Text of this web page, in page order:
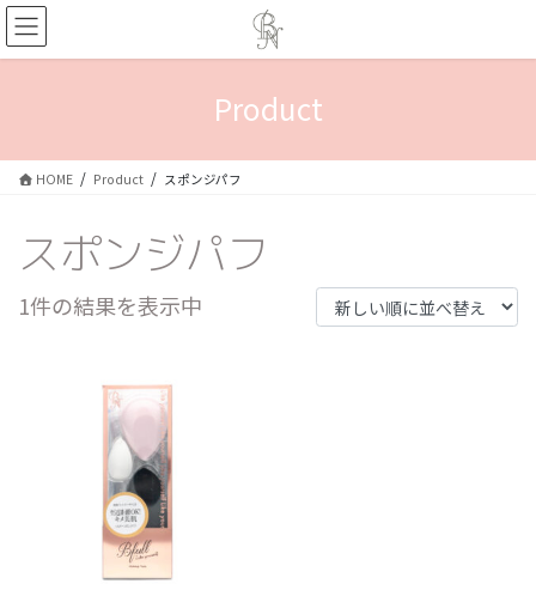
コ
ン
テ
ス
ナ
ビ
ゲ
ン
Product
HOME Product スポンジパフ
スポンジパフ
1件の結果を表示中